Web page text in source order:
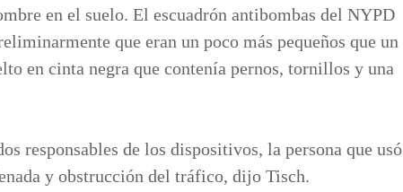
en el suelo. El escuadrón antibombas del NYPD
que eran un poco más pequeños que un
en cinta negra que contenía pernos, tornillos y una
responsables de los dispositivos, la persona que usó
y obstrucción del tráfico, dijo Tisch.